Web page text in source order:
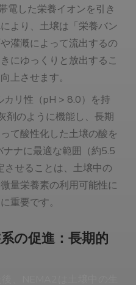
電した栄養イオンを引き
より、土壌は「栄養バン
灌漑によって流出するの
にゆっくりと放出するこ
上させます。
カリ性（pH > 8.0）を持
剤のように機能し、長期
て酸性化した土壌の酸を
ナに最適な範囲（約5.5
させることは、土壌中の
量栄養素の利用可能性に
重要です。
の促進：長期的